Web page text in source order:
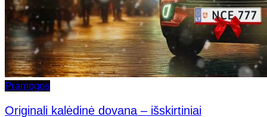
Pramogos
Originali kalėdinė dovana – išskirtiniai